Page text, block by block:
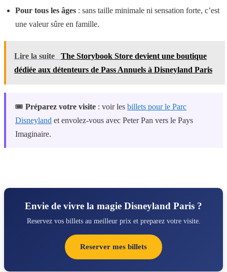
Pour tous les âges : sans taille minimale ni sensation forte, c’est
une valeur sûre en famille.
Lire la suite
The Storybook Store devient une boutique
dédiée aux détenteurs de Pass Annuels à Disneyland Paris
🎟️ Préparez votre visite : voir les billets pour le Parc
Disneyland et envolez-vous avec Peter Pan vers le Pays
Imaginaire.
Envie de vivre la magie Disneyland Paris ?
Reservez vos billets au meilleur prix et preparez votre visite.
Reserver mes billets